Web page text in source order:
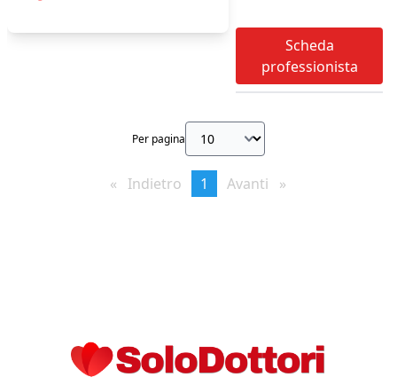
Scheda
professionista
Per pagina
Indietro pageYou're
1 Avanti page